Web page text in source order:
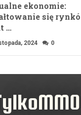
ekonomie:
się
…
2024 0